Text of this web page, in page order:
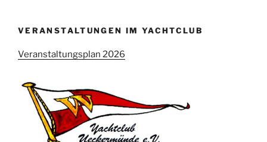
VERANSTALTUNGEN IM YACHTCLUB
Veranstaltungsplan 2026